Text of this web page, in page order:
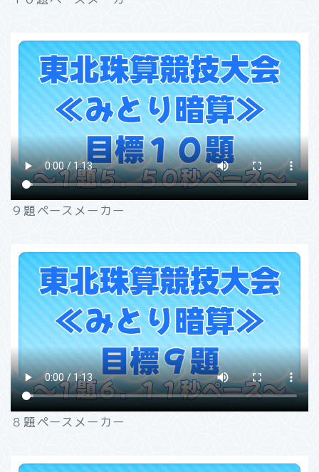
９題ペースメーカー
８題ペースメーカー